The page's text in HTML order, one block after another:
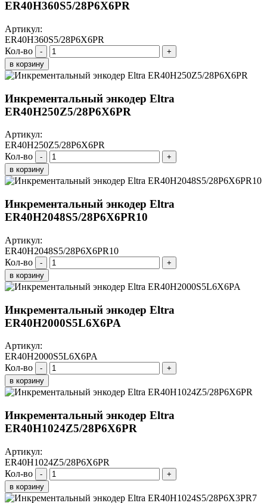
ER40H360S5/28P6X6PR
Артикул:
ER40H360S5/28P6X6PR
Кол-во
-
+
в корзину
Инкрементальный энкодер Eltra
ER40H250Z5/28P6X6PR
Артикул:
ER40H250Z5/28P6X6PR
Кол-во
-
+
в корзину
Инкрементальный энкодер Eltra
ER40H2048S5/28P6X6PR10
Артикул:
ER40H2048S5/28P6X6PR10
Кол-во
-
+
в корзину
Инкрементальный энкодер Eltra
ER40H2000S5L6X6PA
Артикул:
ER40H2000S5L6X6PA
Кол-во
-
+
в корзину
Инкрементальный энкодер Eltra
ER40H1024Z5/28P6X6PR
Артикул:
ER40H1024Z5/28P6X6PR
Кол-во
-
+
в корзину